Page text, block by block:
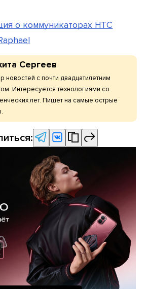
о коммуникаторах HTC
Сергеев
новостей с почти двадцатилетним
Интересуется технологиями со
лет. Пишет на самые острые